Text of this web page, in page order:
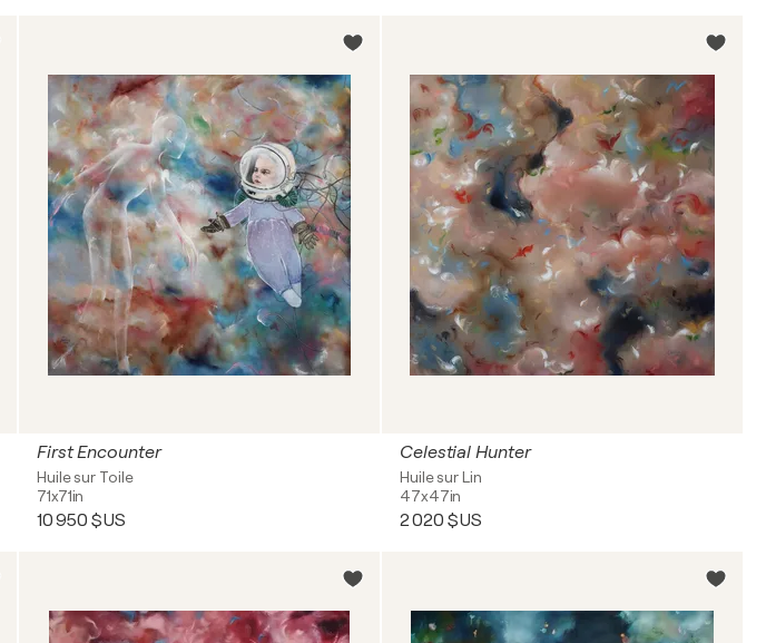
First Encounter
Huile sur Toile
71x71in
10 950 $US
Celestial Hunter
Huile sur Lin
47x47in
2 020 $US